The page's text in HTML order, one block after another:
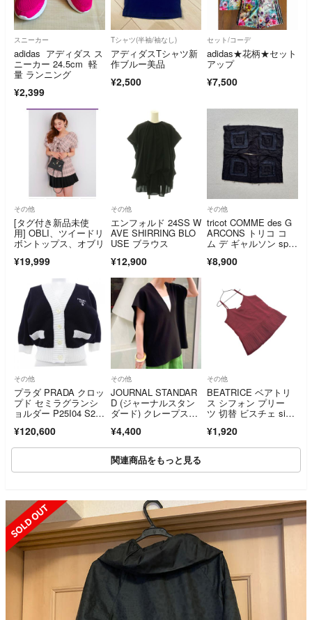
スニーカー
adidas アディダス ス
ニーカー 24.5cm 軽
量 ランニング
¥2,399
Tシャツ(半袖/袖なし)
アディダスTシャツ新
作ブルー美品
¥2,500
セット/コーデ
adidas★花柄★セット
アップ
¥7,500
その他
[タグ付き新品未使
用] OBLI、ツイードリ
ボントップス、オブリ
¥19,999
その他
エンフォルド 24SS W
AVE SHIRRING BLO
USE ブラウス
¥12,900
その他
tricot COMME des G
ARCONS トリコ コ
ム デ ギャルソン spe
ラック 系
¥8,900
その他
プラダ PRADA クロッ
プド セミラグランシ
ョルダー P25I04 S21
¥120,600
その他
JOURNAL STANDAR
D (ジャーナルスタン
ダード) クレープスト
331010 ブラック FRE
E
¥4,400
その他
BEATRICE ベアトリ
ス シフォン プリー
ツ 切替 ビスチェ size
ィース
¥1,920
関連商品をもっと見る